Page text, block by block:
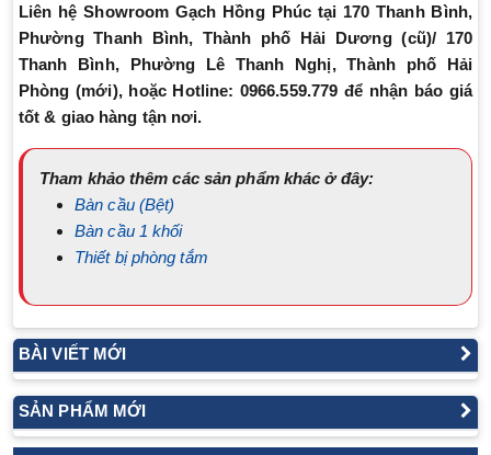
Liên hệ Showroom Gạch Hồng Phúc tại 170 Thanh Bình,
Phường Thanh Bình, Thành phố Hải Dương (cũ)/ 170
Thanh Bình, Phường Lê Thanh Nghị, Thành phố Hải
Phòng (mới), hoặc Hotline: 0966.559.779 để nhận báo giá
tốt & giao hàng tận nơi.
Tham khảo thêm các sản phẩm khác ở đây:
Bàn cầu (Bệt)
Bàn cầu 1 khối
Thiết bị phòng tắm
BÀI VIẾT MỚI
SẢN PHẨM MỚI